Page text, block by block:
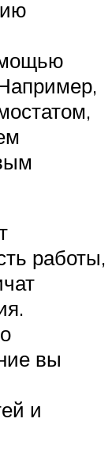
работы,
вы
и